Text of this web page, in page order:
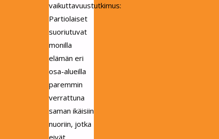
vaikuttavuustutkimus:
Partiolaiset
suoriutuvat
monilla
elämän eri
osa-alueilla
paremmin
verrattuna
saman ikäisiin
nuoriin, jotka
eivät